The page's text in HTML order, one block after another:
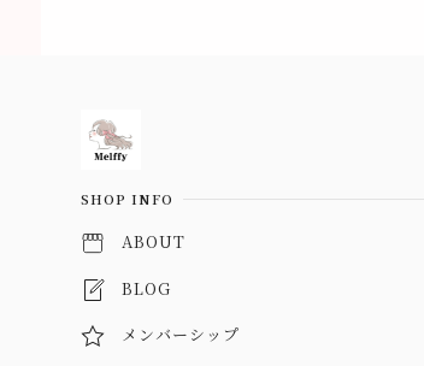
Information
SHOP INFO
ABOUT
BLOG
メンバーシップ